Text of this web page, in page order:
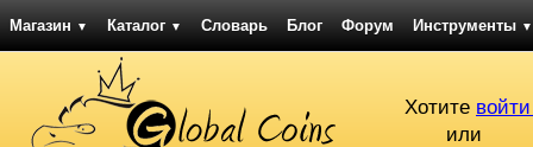
Магазин ▼ Каталог ▼ Словарь Блог Форум Инструменты ▼
Хотите
или